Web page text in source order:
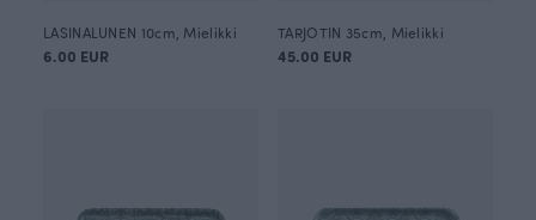
LASINALUNEN 10cm, Mielikki
6.00 EUR
TARJOTIN 35cm, Mielikki
45.00 EUR